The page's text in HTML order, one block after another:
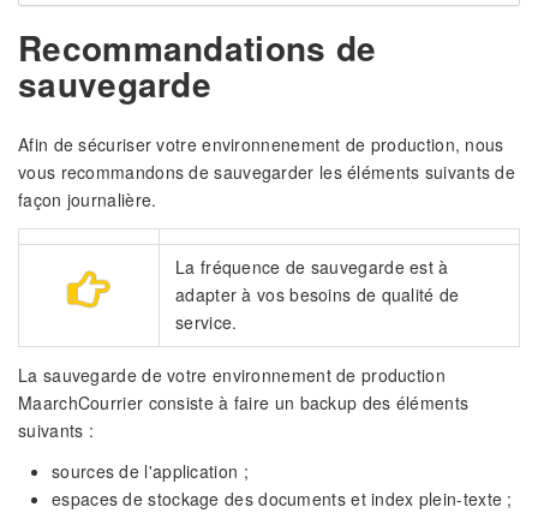
Recommandations de
sauvegarde
Afin de sécuriser votre environnenement de production, nous
vous recommandons de sauvegarder les éléments suivants de
façon journalière.
La fréquence de sauvegarde est à
adapter à vos besoins de qualité de
service.
La sauvegarde de votre environnement de production
MaarchCourrier consiste à faire un backup des éléments
suivants :
sources de l'application ;
espaces de stockage des documents et index plein-texte ;